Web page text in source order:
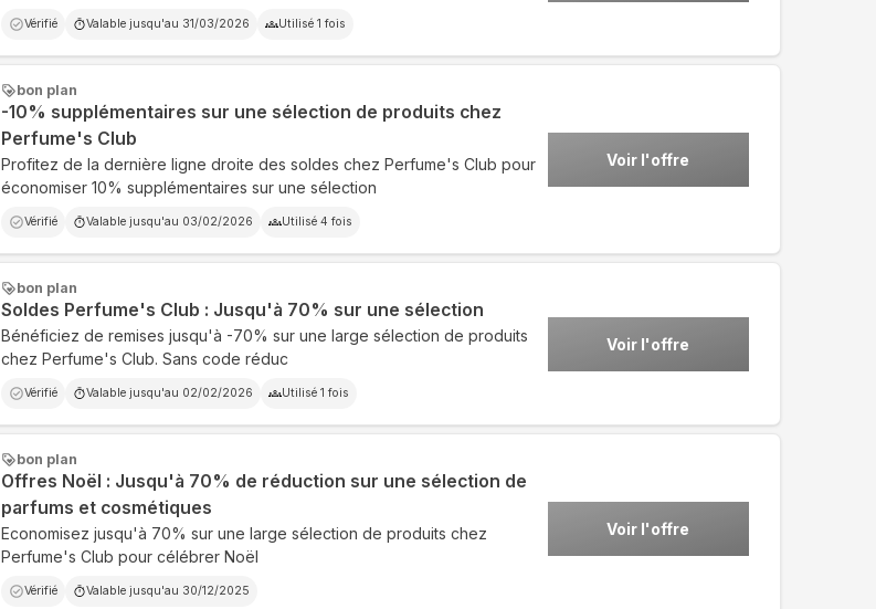
Vérifié Valable jusqu'au 31/03/2026 Utilisé 1 fois
bon plan
-10% supplémentaires sur une sélection de produits chez
Perfume's Club
Profitez de la dernière ligne droite des soldes chez Perfume's Club pour
économiser 10% supplémentaires sur une sélection
Vérifié Valable jusqu'au 03/02/2026 Utilisé 4 fois
Voir l'offre
bon plan
Soldes Perfume's Club : Jusqu'à 70% sur une sélection
Bénéficiez de remises jusqu'à -70% sur une large sélection de produits
chez Perfume's Club. Sans code réduc
Vérifié Valable jusqu'au 02/02/2026 Utilisé 1 fois
Voir l'offre
bon plan
Offres Noël : Jusqu'à 70% de réduction sur une sélection de
parfums et cosmétiques
Economisez jusqu'à 70% sur une large sélection de produits chez
Perfume's Club pour célébrer Noël
Vérifié Valable jusqu'au 30/12/2025
Voir l'offre